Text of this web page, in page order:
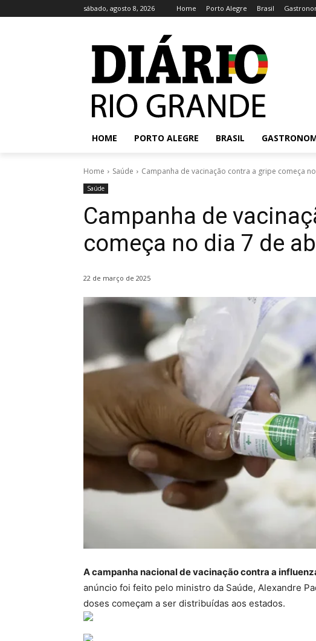
sábado, agosto 8, 2026 Home Porto Alegre Brasil
HOME PORTO ALEGRE BRASIL
Home Saúde Campanha de vacinação contra a gripe começa
Saúde
Campanha de
começa no dia 7 de
22 de março de 2025
A campanha nacional de vacinação contra a
anúncio foi feito pelo ministro da Saúde, Alexandre
doses começam a ser distribuídas aos estados.